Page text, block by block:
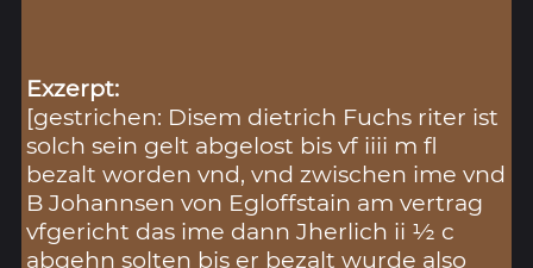
Exzerpt:
[gestrichen: Disem dietrich Fuchs riter ist
solch sein gelt abgelost bis vf iiii m fl
bezalt worden vnd, vnd zwischen ime vnd
B Johannsen von Egloffstain am vertrag
vfgericht das ime dann Jherlich ii ½ c
abgehn solten bis er bezalt wurde also